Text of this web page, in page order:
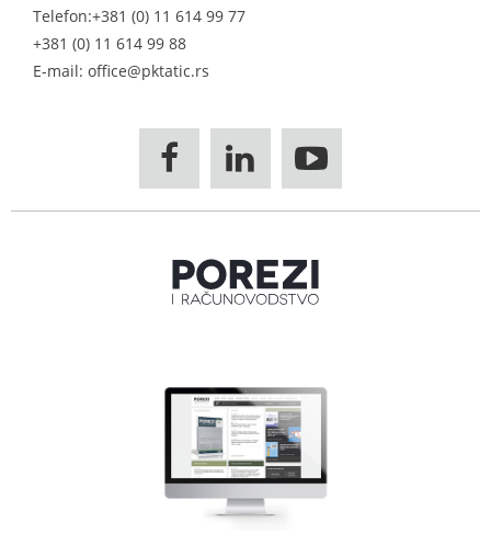
Telefon:+381 (0) 11 614 99 77
+381 (0) 11 614 99 88
E-mail: office@pktatic.rs
  